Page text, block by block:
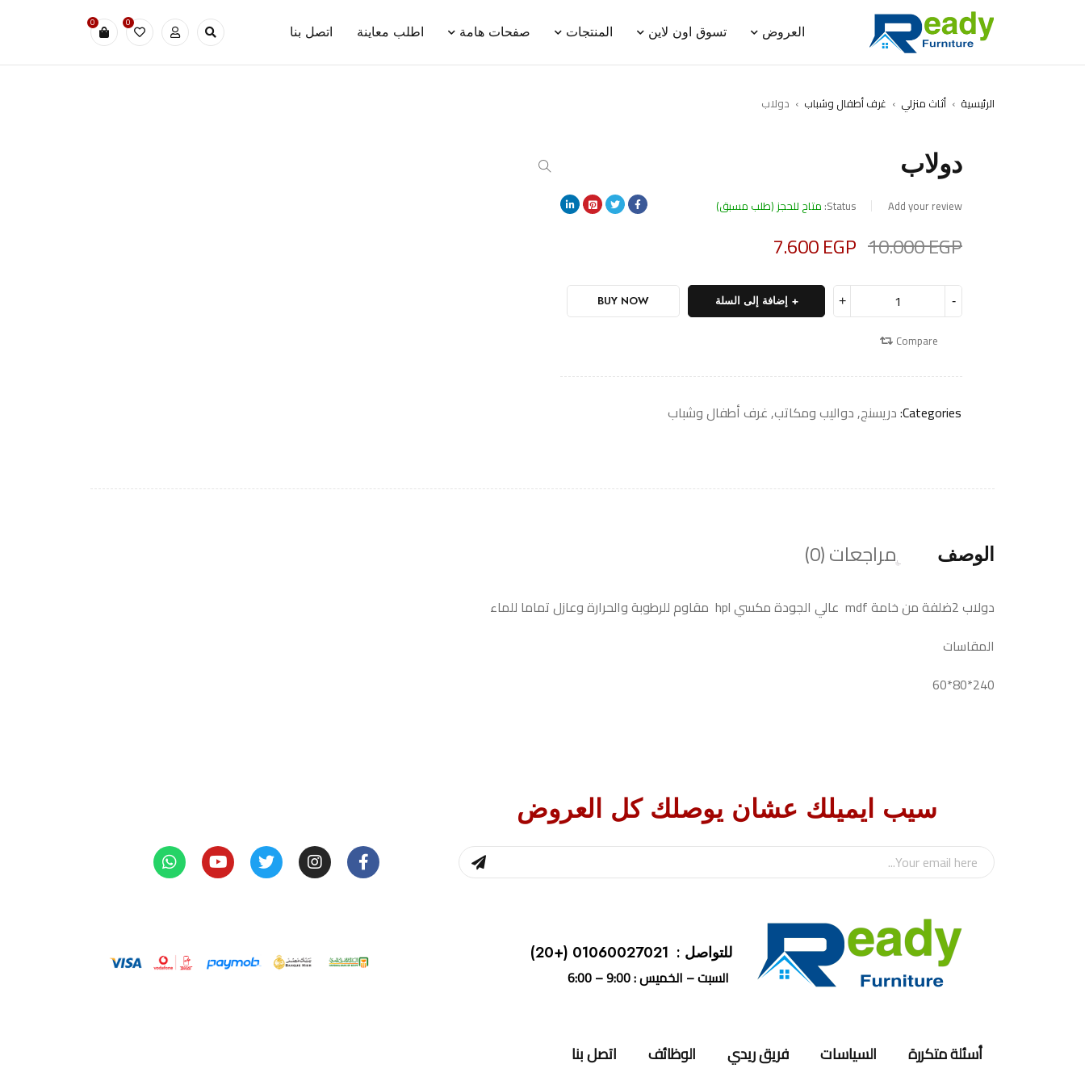
العروض تسوق اون لاين المنتجات صفحات هامة اطلب معاينة اتصل بنا
0
0
الرئيسية › أثاث منزلي › غرف أطفال وشباب › دولاب
SALE
دولاب
Add your review
Status: متاح للحجز (طلب مسبق)
Deals ends in:
10.000EGP
7.600EGP
إضافة إلى السلة BUY NOW
Compare
Categories: دريسنج,دواليب ومكاتب,غرف أطفال وشباب
الوصف مراجعات (0)
دولاب 2ضلفة من خامة mdf عالي الجودة مكسي hpl مقاوم للرطوبة والحرارة وعازل تماما للماء
المقاسات
240*80*60
سيب ايميلك عشان يوصلك كل العروض
للتواصل : 01060027021 (+20)
السبت – الخميس : 9:00 – 6:00
أسئلة متكررة السياسات فريق ريدي الوظائف اتصل بنا